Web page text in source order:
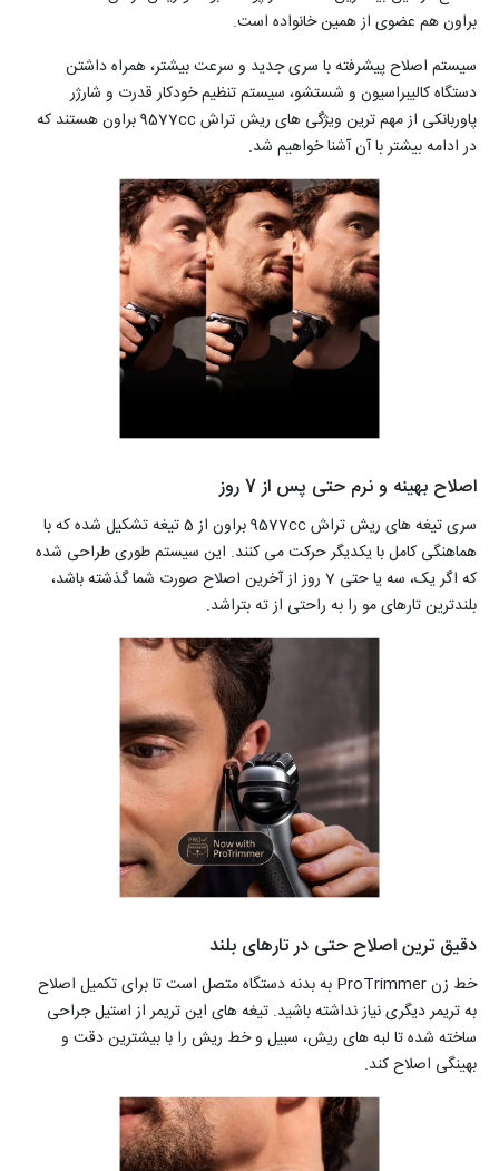
براون هم عضوی از همین خانواده است.
سیستم اصلاح پیشرفته با سری جدید و سرعت بیشتر، همراه داشتن
دستگاه کالیبراسیون و شستشو، سیستم تنظیم خودکار قدرت و شارژر
پاوربانکی از مهم ترین ویژگی های ریش تراش 9577cc براون هستند که
در ادامه بیشتر با آن آشنا خواهیم شد.
اصلاح بهینه و نرم حتی پس از 7 روز
سری تیغه های ریش تراش 9577cc براون از 5 تیغه تشکیل شده که با
هماهنگی کامل با یکدیگر حرکت می کنند. این سیستم طوری طراحی شده
که اگر یک، سه یا حتی 7 روز از آخرین اصلاح صورت شما گذشته باشد،
بلندترین تارهای مو را به راحتی از ته بتراشد.
دقیق ترین اصلاح حتی در تارهای بلند
خط زن ProTrimmer به بدنه دستگاه متصل است تا برای تکمیل اصلاح
به تریمر دیگری نیاز نداشته باشید. تیغه های این تریمر از استیل جراحی
ساخته شده تا لبه های ریش، سبیل و خط ریش را با بیشترین دقت و
بهینگی اصلاح کند.